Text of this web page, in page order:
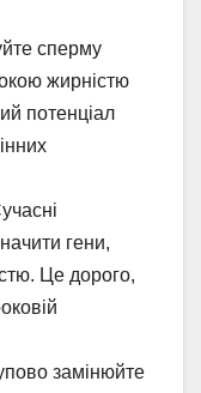
сперму
жирністю
потенціал
гени,
Це дорого,
замінюйте